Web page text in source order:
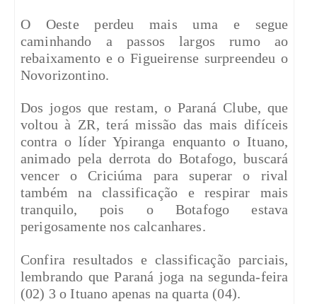
O Oeste perdeu mais uma e segue
caminhando a passos largos rumo ao
rebaixamento e o Figueirense surpreendeu o
Novorizontino.
Dos jogos que restam, o Paraná Clube, que
voltou à ZR, terá missão das mais difíceis
contra o líder Ypiranga enquanto o Ituano,
animado pela derrota do Botafogo, buscará
vencer o Criciúma para superar o rival
também na classificação e respirar mais
tranquilo, pois o Botafogo estava
perigosamente nos calcanhares.
Confira resultados e classificação parciais,
lembrando que Paraná joga na segunda-feira
(02) 3 o Ituano apenas na quarta (04).